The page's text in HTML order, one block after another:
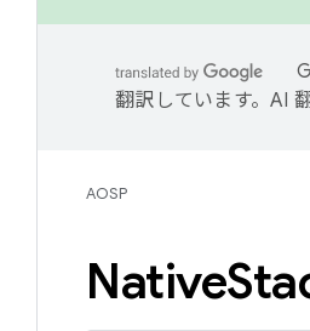
翻訳しています。AI
AOSP
Native